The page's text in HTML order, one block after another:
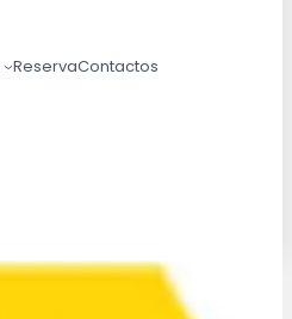
ReservaContactos